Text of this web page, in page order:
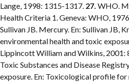
Lange, 1998: 1315-1317. 27. WHO.
Health Criteria 1. Geneva: WHO,
Sullivan JB. Mercury. En: Sullivan JB,
environmental health and toxic
Lippincott William and Wilkins, 2001:
Toxic Substances and Disease
exposure. En: Toxicological profile for